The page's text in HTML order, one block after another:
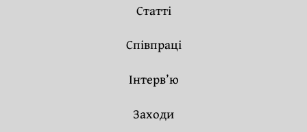
Статті
Співпраці
Інтерв’ю
Заходи